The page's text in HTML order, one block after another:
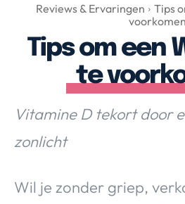
Over Valerie
De Top 5
Contact
VALERIE'S
Travel
Reviews & Ervaringen
Tips
voorkomen
Tips om een
te
Vitamine D tekort door
zonlicht
Wil je zonder griep,